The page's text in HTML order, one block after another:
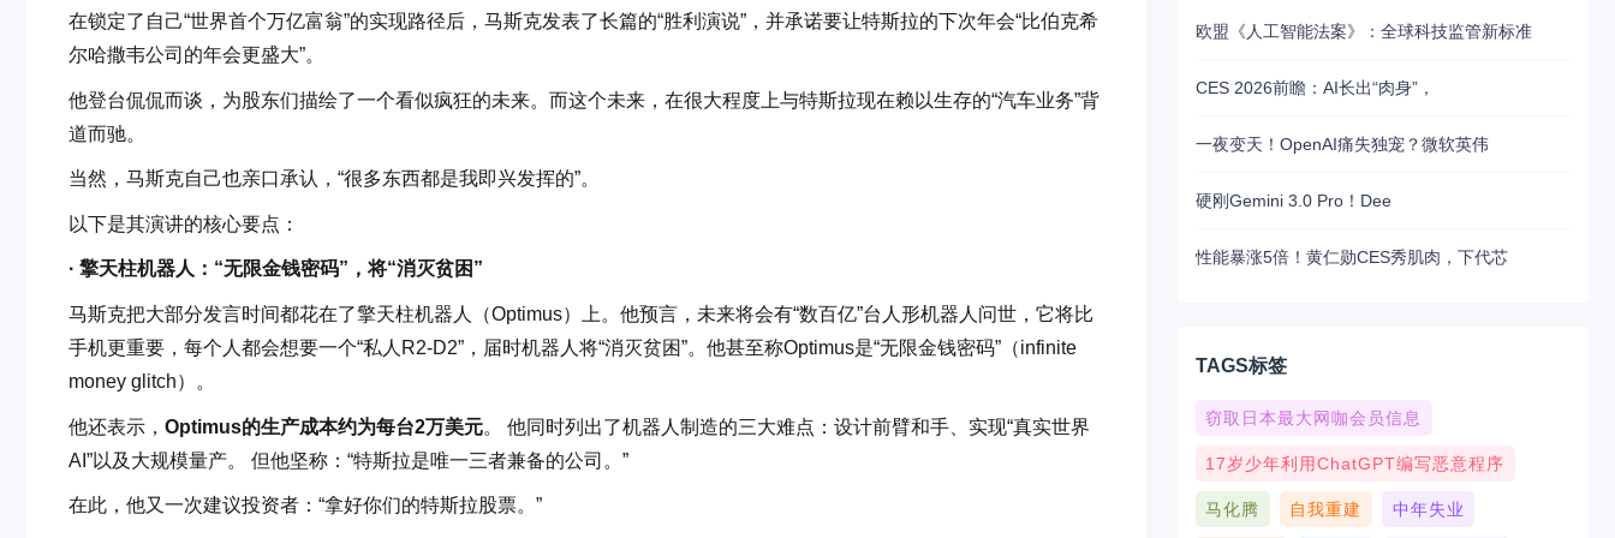
在锁定了自己“世界首个万亿富翁”的实现路径后，马斯克发表了长篇的“胜利演说”，并承诺要让特斯拉的下次年会“比伯克希
尔哈撒韦公司的年会更盛大”。
他登台侃侃而谈，为股东们描绘了一个看似疯狂的未来。而这个未来，在很大程度上与特斯拉现在赖以生存的“汽车业务”背
道而驰。
当然，马斯克自己也亲口承认，“很多东西都是我即兴发挥的”。
以下是其演讲的核心要点：
· 擎天柱机器人：“无限金钱密码”，将“消灭贫困”
马斯克把大部分发言时间都花在了擎天柱机器人（Optimus）上。他预言，未来将会有“数百亿”台人形机器人问世，它将比
手机更重要，每个人都会想要一个“私人R2-D2”，届时机器人将“消灭贫困”。他甚至称Optimus是“无限金钱密码”（infinite
money glitch）。
他还表示， Optimus的生产成本约为每台2万美元。 他同时列出了机器人制造的三大难点：设计前臂和手、实现“真实世界
AI”以及大规模量产。 但他坚称：“特斯拉是唯一三者兼备的公司。”
在此，他又一次建议投资者：“拿好你们的特斯拉股票。”
欧盟《人工智能法案》：全球科技监管新标准
CES 2026前瞻：AI长出“肉身”，
一夜变天！OpenAI痛失独宠？微软英伟
硬刚Gemini 3.0 Pro！Dee
性能暴涨5倍！黄仁勋CES秀肌肉，下代芯
TAGS标签
窃取日本最大网咖会员信息
17岁少年利用ChatGPT编写恶意程序
马化腾 自我重建 中年失业